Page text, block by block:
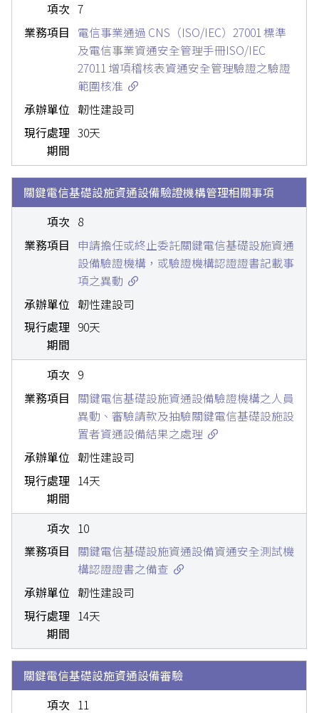
7
電信事業通過 CNS（ISO/IEC）27001 標準
及電信事業資通安全管理手冊ISO/IEC
27011 增項稽核表資通安全管理驗證之驗證
範圍核准
韌性建設司
30天
關鍵電信基礎設施資通設備驗證機構管理相關事項
8
申請擔任或終止委託關鍵電信基礎設施資通
設備驗證機構，或驗證機構認證證書記載事
項之異動
韌性建設司
90天
9
關鍵電信基礎設施資通設備驗證機構之人員
異動、審驗請款及抽驗關鍵電信基礎設施設
置者資通設備結果之處理
韌性建設司
14天
10
關鍵電信基礎設施資通設備資通安全測試機
構認證證書之備查
韌性建設司
14天
關鍵電信基礎設施資通設備審驗
11